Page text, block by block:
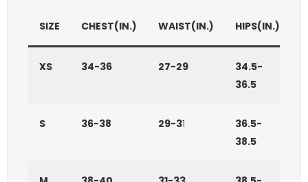
SIZE CHEST(IN.) WAIST(IN.) HIPS(IN.)
XS 34-36 27-29
34.5-
36.5
S 36-38 29-31
36.5-
38.5